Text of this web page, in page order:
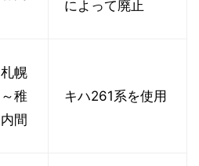
によって廃止
札幌
～稚
内間
キハ261系を使用